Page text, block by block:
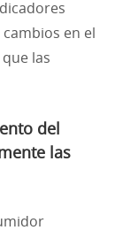
en el
las
del
las